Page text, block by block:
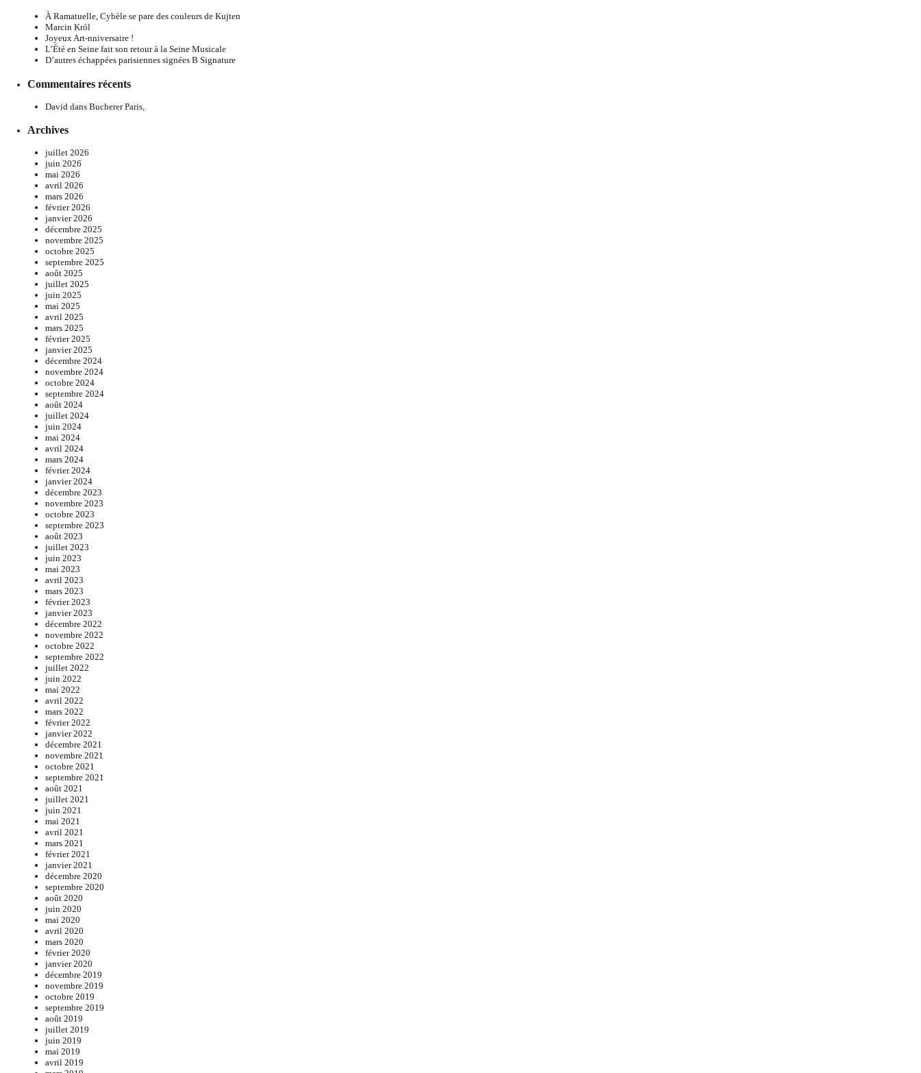
À Ramatuelle, Cybèle se pare des couleurs de Kujten
Marcin Król
Joyeux Art-nniversaire !
L’Été en Seine fait son retour à la Seine Musicale
D’autres échappées parisiennes signées B Signature
Commentaires récents
David dans Bucherer Paris,
Archives
juillet 2026
juin 2026
mai 2026
avril 2026
mars 2026
février 2026
janvier 2026
décembre 2025
novembre 2025
octobre 2025
septembre 2025
août 2025
juillet 2025
juin 2025
mai 2025
avril 2025
mars 2025
février 2025
janvier 2025
décembre 2024
novembre 2024
octobre 2024
septembre 2024
août 2024
juillet 2024
juin 2024
mai 2024
avril 2024
mars 2024
février 2024
janvier 2024
décembre 2023
novembre 2023
octobre 2023
septembre 2023
août 2023
juillet 2023
juin 2023
mai 2023
avril 2023
mars 2023
février 2023
janvier 2023
décembre 2022
novembre 2022
octobre 2022
septembre 2022
juillet 2022
juin 2022
mai 2022
avril 2022
mars 2022
février 2022
janvier 2022
décembre 2021
novembre 2021
octobre 2021
septembre 2021
août 2021
juillet 2021
juin 2021
mai 2021
avril 2021
mars 2021
février 2021
janvier 2021
décembre 2020
septembre 2020
août 2020
juin 2020
mai 2020
avril 2020
mars 2020
février 2020
janvier 2020
décembre 2019
novembre 2019
octobre 2019
septembre 2019
août 2019
juillet 2019
juin 2019
mai 2019
avril 2019